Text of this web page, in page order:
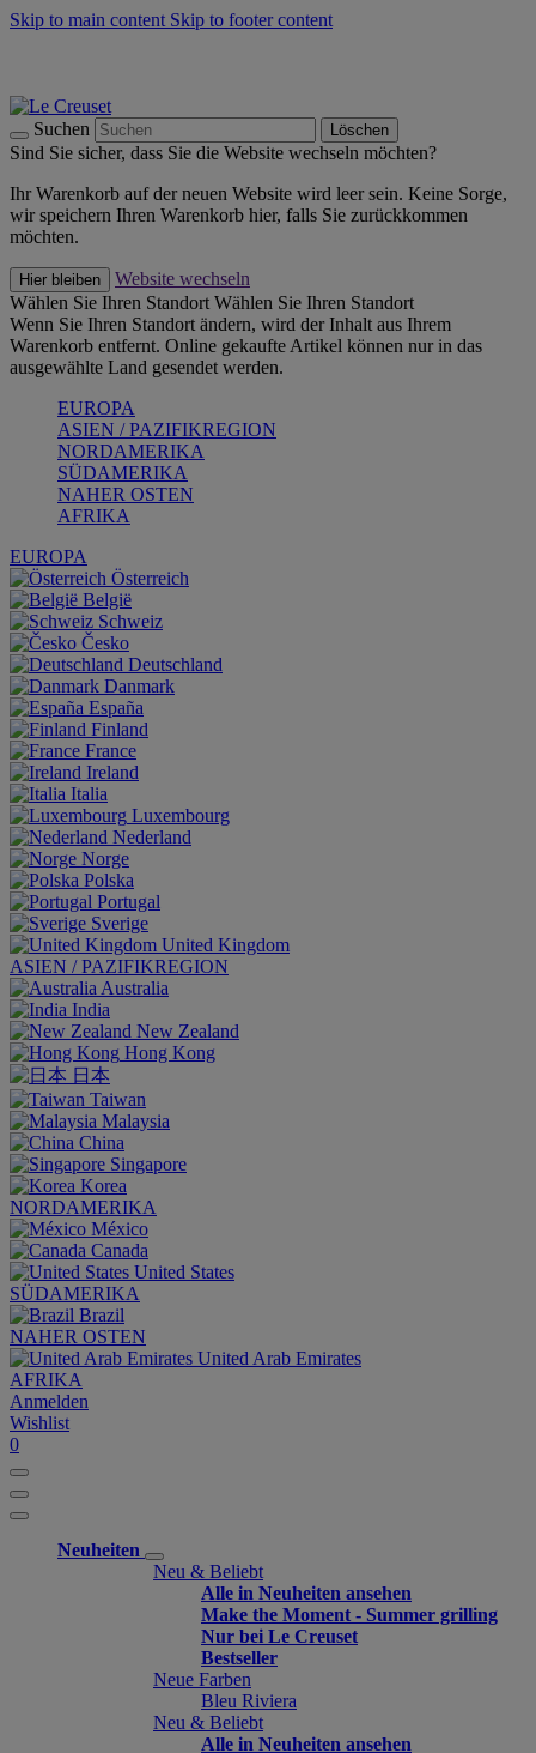
Skip to main content Skip to footer content
Suchen Löschen
Sind Sie sicher, dass Sie die Website wechseln möchten?
Ihr Warenkorb auf der neuen Website wird leer sein. Keine Sorge,
wir speichern Ihren Warenkorb hier, falls Sie zurückkommen
möchten.
Hier bleiben
Website wechseln
Wählen Sie Ihren Standort Wählen Sie Ihren Standort
Wenn Sie Ihren Standort ändern, wird der Inhalt aus Ihrem
Warenkorb entfernt. Online gekaufte Artikel können nur in das
ausgewählte Land gesendet werden.
EUROPA
ASIEN / PAZIFIKREGION
NORDAMERIKA
SÜDAMERIKA
NAHER OSTEN
AFRIKA
EUROPA
Österreich
België
Schweiz
Česko
Deutschland
Danmark
España
Finland
France
Ireland
Italia
Luxembourg
Nederland
Norge
Polska
Portugal
Sverige
United Kingdom
ASIEN / PAZIFIKREGION
Australia
India
New Zealand
Hong Kong
日本
Taiwan
Malaysia
China
Singapore
Korea
NORDAMERIKA
México
Canada
United States
SÜDAMERIKA
Brazil
NAHER OSTEN
United Arab Emirates
AFRIKA
Anmelden
Wishlist
0
Neuheiten
Neu & Beliebt
Alle in Neuheiten ansehen
Make the Moment - Summer grilling
Nur bei Le Creuset
Bestseller
Neue Farben
Bleu Riviera
Neu & Beliebt
Alle in Neuheiten ansehen